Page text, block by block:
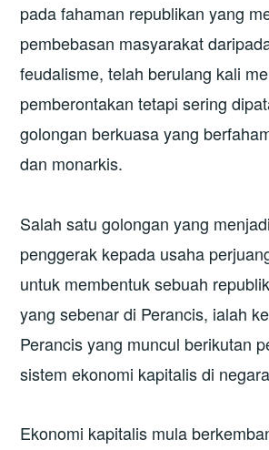
pada fahaman republikan yang
pembebasan masyarakat
feudalisme, telah berulang kali
pemberontakan tetapi sering
golongan berkuasa yang
dan monarkis.
Salah satu golongan yang
penggerak kepada usaha
untuk membentuk sebuah
yang sebenar di Perancis, ialah
Perancis yang muncul berikutan
sistem ekonomi kapitalis di
Ekonomi kapitalis mula